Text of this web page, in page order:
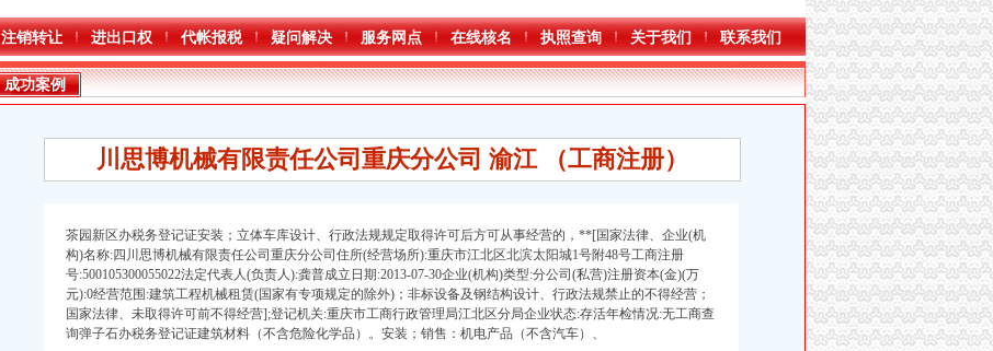
注销转让 进出口权 代帐报税 疑问解决 服务网点 在线核名 执照查询 关于我们 联系我们
成功案例
川思博机械有限责任公司重庆分公司 渝江 （工商注册）
茶园新区办税务登记证安装；立体车库设计、 行政法规规定取得许可后方可从事经营的，**[国家法律、企业(机
构)名称:四川思博机械有限责任公司重庆分公司住所(经营场所):重庆市江北区北滨太阳城1号附48号工商注册
号:500105300055022法定代表人(负责人):龚普成立日期:2013-07-30企业(机构)类型:分公司(私营)注册资本(金)(万
元):0经营范围:建筑工程机械租赁(国家有专项规定的除外)；非标设备及钢结构设计、行政法规禁止的不得经营；
国家法律、未取得许可前不得经营];登记机关:重庆市工商行政管理局江北区分局企业状态:存活年检情况:无工商查
询弹子石办税务登记证建筑材料（不含危险化学品）。安装；销售：机电产品（不含汽车）、